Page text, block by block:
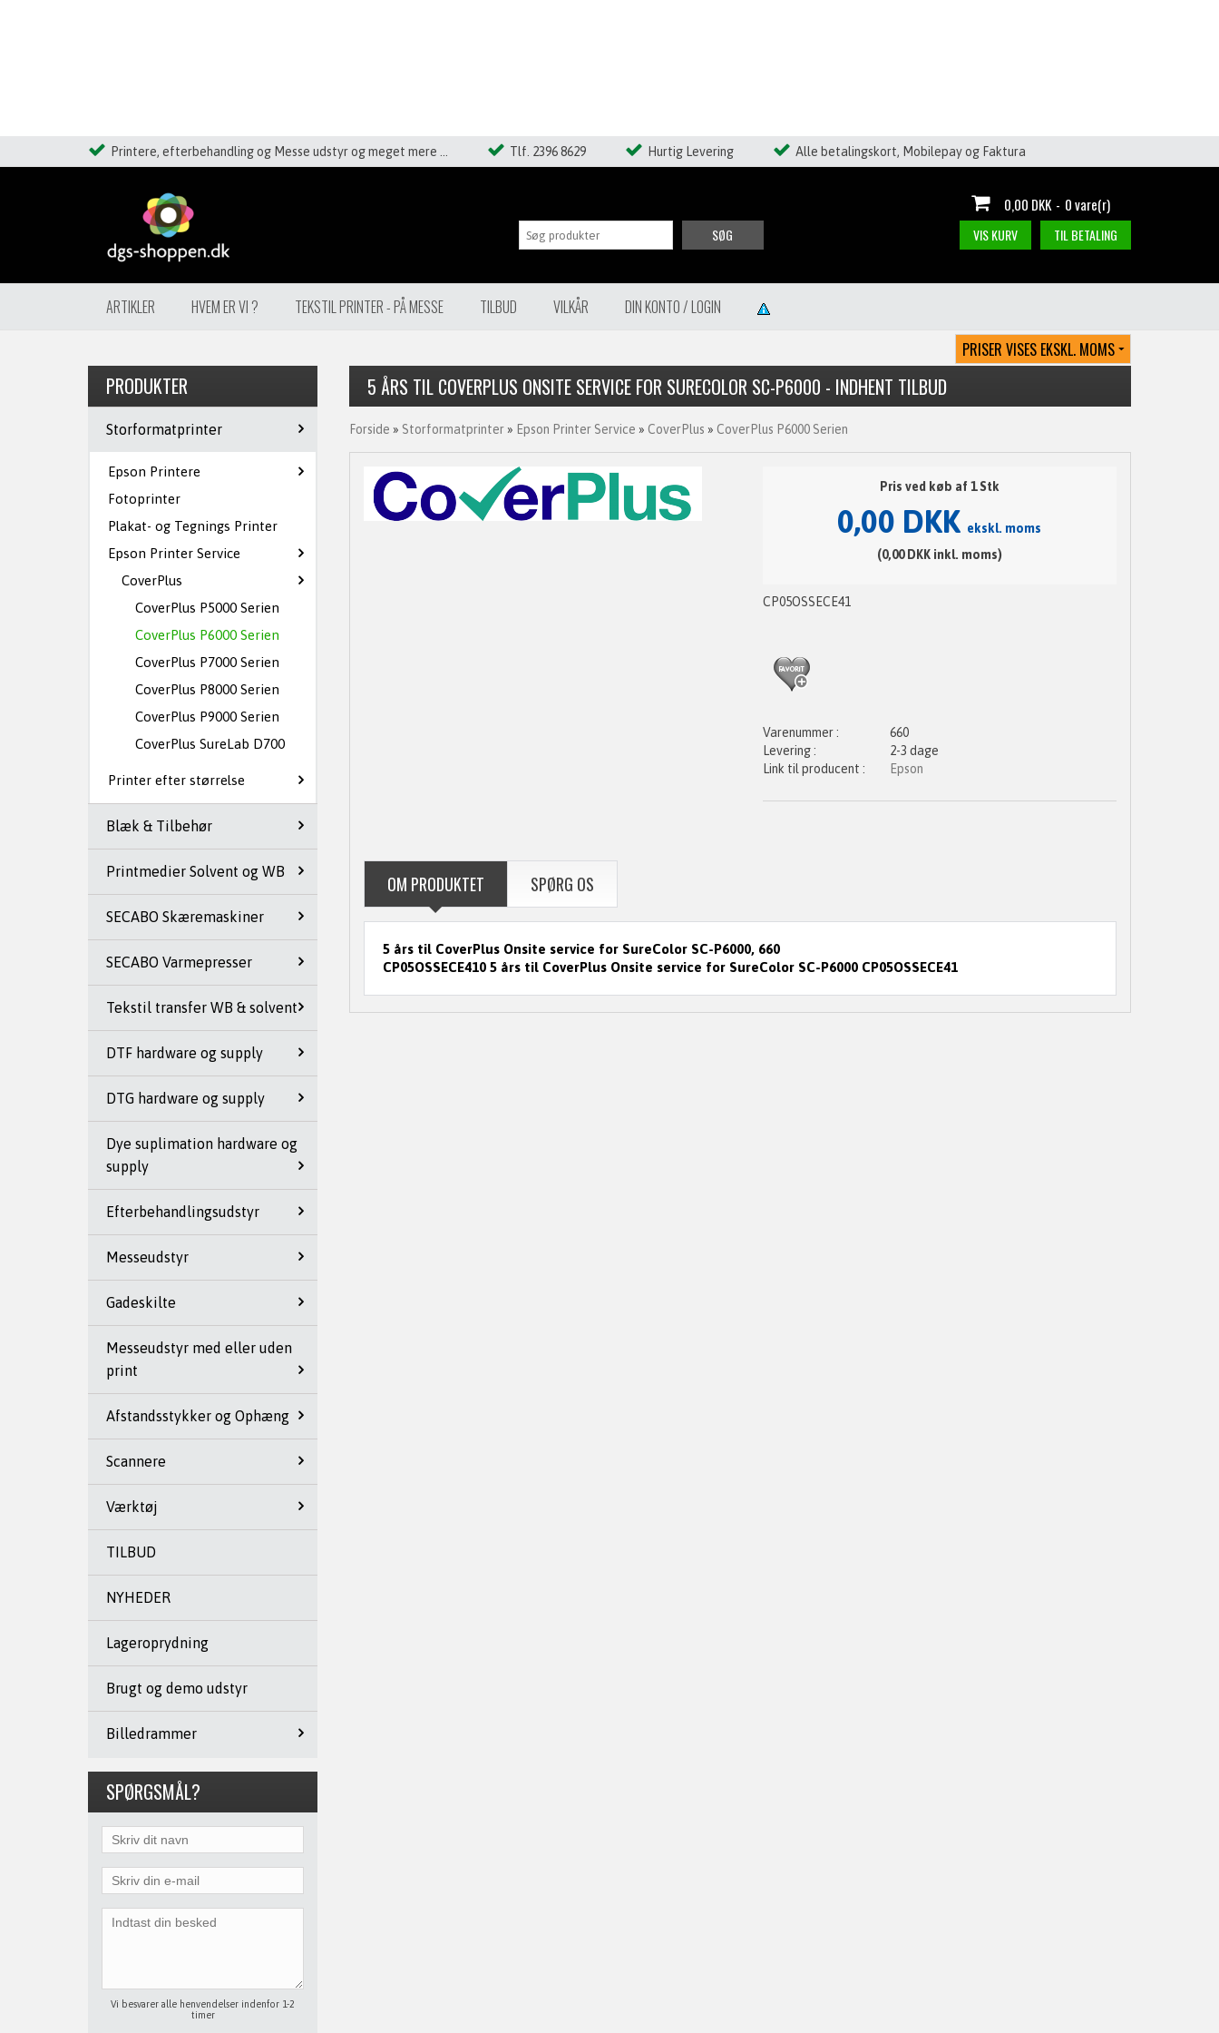
Printere, efterbehandling og Messe udstyr og meget mere ... Tlf. 2396 8629 Hurtig Levering Alle betalingskort, Mobilepay og Faktura
0,00 DKK - 0 vare(r)
VIS KURV TIL BETALING
ARTIKLER HVEM ER VI ? TEKSTIL PRINTER - PÅ MESSE TILBUD VILKÅR DIN KONTO / LOGIN
SØG
PRODUKTER
Storformatprinter
Epson Printere
Fotoprinter
Plakat- og Tegnings Printer
Epson Printer Service
CoverPlus
CoverPlus P5000 Serien
CoverPlus P6000 Serien
CoverPlus P7000 Serien
CoverPlus P8000 Serien
CoverPlus P9000 Serien
CoverPlus SureLab D700
Printer efter størrelse
Blæk & Tilbehør
Printmedier Solvent og WB
SECABO Skæremaskiner
SECABO Varmepresser
Tekstil transfer WB & solvent
DTF hardware og supply
DTG hardware og supply
Dye suplimation hardware og
supply
Efterbehandlingsudstyr
Messeudstyr
Gadeskilte
Messeudstyr med eller uden
print
Afstandsstykker og Ophæng
Scannere
Værktøj
TILBUD
NYHEDER
Lageroprydning
Brugt og demo udstyr
Billedrammer
SPØRGSMÅL?
Vi besvarer alle henvendelser indenfor 1-2
timer
5 ÅRS TIL COVERPLUS ONSITE SERVICE FOR SURECOLOR SC-P6000 - INDHENT TILBUD
Forside » Storformatprinter» Epson Printer Service » CoverPlus » CoverPlus P6000 Serien
Pris ved køb af 1 Stk
0,00 DKK ekskl. moms
(0,00 DKK inkl. moms)
CP05OSSECE41
660
2-3 dage
Epson
OM PRODUKTET SPØRG OS
5 års til CoverPlus Onsite service for SureColor SC-P6000, 660
CP05OSSECE410 5 års til CoverPlus Onsite service for SureColor SC-P6000 CP05OSSECE41